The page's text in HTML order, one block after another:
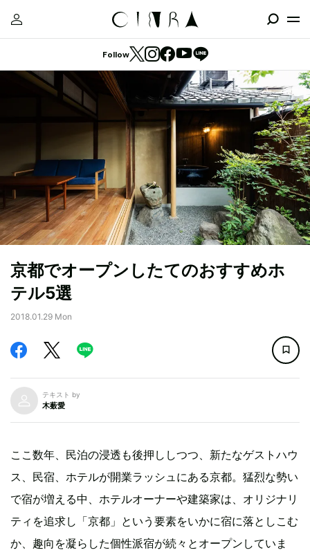
Follow
京都でオープンしたてのおすすめホ
テル5選
2018.01.29 Mon
テキスト by
木薮愛
ここ数年、民泊の浸透も後押ししつつ、新たなゲストハウ
ス、民宿、ホテルが開業ラッシュにある京都。猛烈な勢い
で宿が増える中、ホテルオーナーや建築家は、オリジナリ
ティを追求し「京都」という要素をいかに宿に落としこむ
か、趣向を凝らした個性派宿が続々とオープンしていま